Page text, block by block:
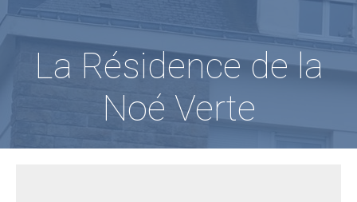
La Résidence de la
Noé Verte